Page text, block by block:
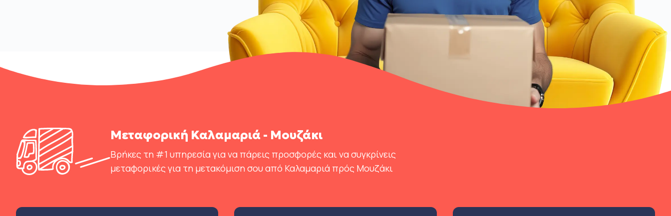
Μεταφορική Καλαμαριά - Μουζάκι
Βρήκες τη #1 υπηρεσία για να πάρεις προσφορές και να συγκρίνεις
μεταφορικές για τη μετακόμιση σου από Καλαμαριά πρός Μουζάκι